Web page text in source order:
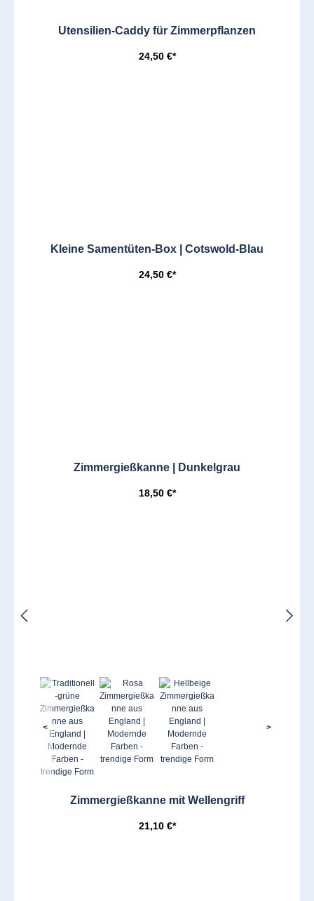
Utensilien-Caddy für Zimmerpflanzen
24,50 €*
Kleine Samentüten-Box | Cotswold-Blau
24,50 €*
Zimmergießkanne | Dunkelgrau
18,50 €*
< >
Zimmergießkanne mit Wellengriff
21,10 €*